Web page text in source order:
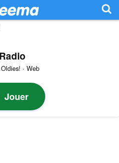
· Web
Jouer